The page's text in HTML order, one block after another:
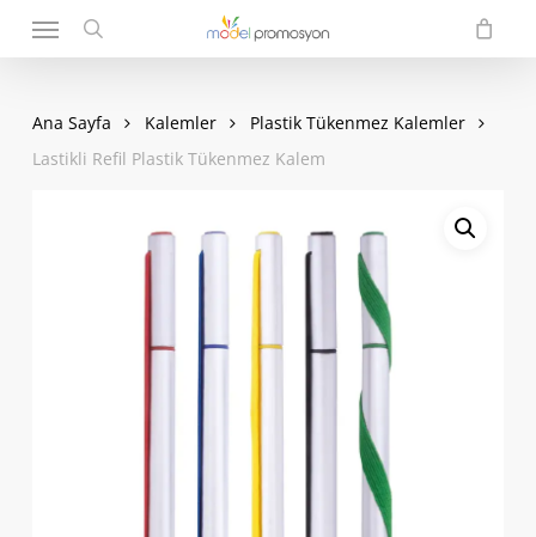
search
Menu
Ana Sayfa Kalemler
Plastik Tükenmez Kalemler
Lastikli Refil Plastik Tükenmez Kalem